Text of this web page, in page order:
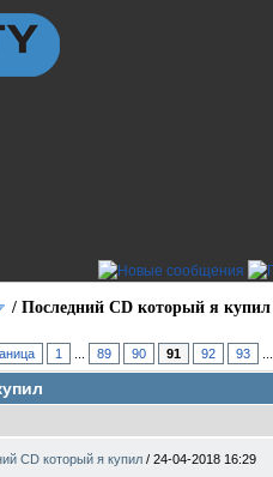
/ Последний CD который я купил
1 89 90 91 92 93
CD который я купил / 24-04-2018 16:29